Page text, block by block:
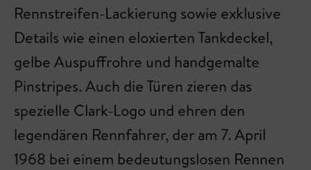
Rennstreifen-Lackierung sowie exklusive
Details wie einen eloxierten Tankdeckel,
gelbe Auspuffrohre und handgemalte
Pinstripes. Auch die Türen zieren das
spezielle Clark-Logo und ehren den
legendären Rennfahrer, der am 7. April
1968 bei einem bedeutungslosen Rennen